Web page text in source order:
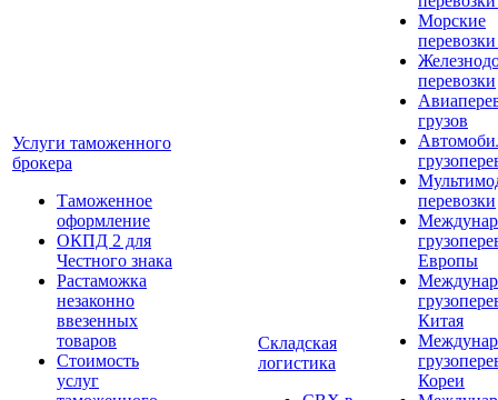
Услуги таможенного
брокера
Таможенное
оформление
ОКПД 2 для
Честного знака
Растаможка
незаконно
ввезенных
товаров
Стоимость
услуг
Складская
логистика
Морские
перевозки
грузов
перевозки
Европы
Китая
Кореи